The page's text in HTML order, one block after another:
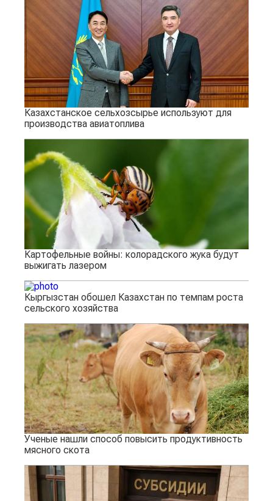
Казахстанское сельхозсырье используют для
производства авиатоплива
Картофельные войны: колорадского жука будут
выжигать лазером
Кыргызстан обошел Казахстан по темпам роста
сельского хозяйства
Ученые нашли способ повысить продуктивность
мясного скота